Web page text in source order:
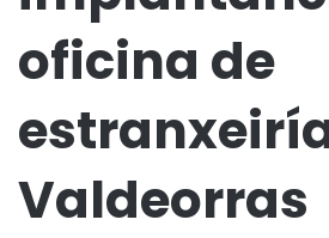
oficina de
Valdeorras